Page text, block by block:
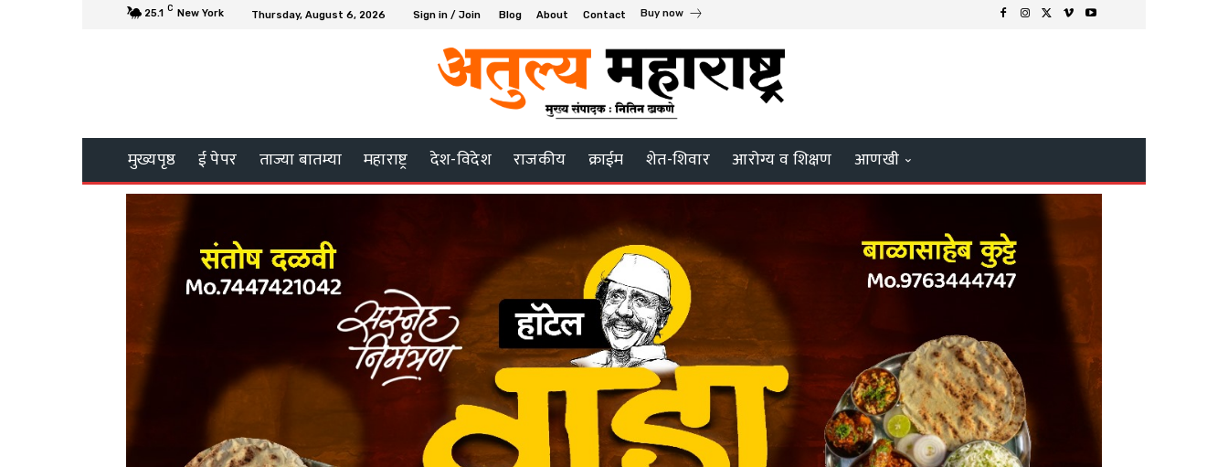
25.1 C New York Thursday, August 6, 2026 Sign in / Join Blog About Contact Buy now
मुख्यपृष्ठ ई पेपर ताज्या बातम्या महाराष्ट्र देश-विदेश राजकीय क्राईम शेत-शिवार आरोग्य व शिक्षण आणखी